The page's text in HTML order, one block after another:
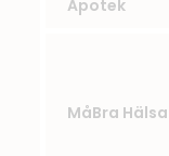
Apotek
MåBra Hälsa